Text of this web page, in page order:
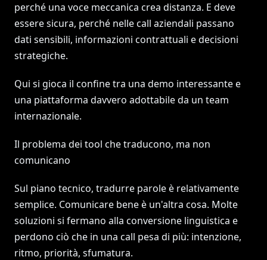
perché una voce meccanica crea distanza. E deve
essere sicura, perché nelle call aziendali passano
dati sensibili, informazioni contrattuali e decisioni
strategiche.
Qui si gioca il confine tra una demo interessante e
una piattaforma davvero adottabile da un team
internazionale.
Il problema dei tool che traducono, ma non
comunicano
Sul piano tecnico, tradurre parole è relativamente
semplice. Comunicare bene è un'altra cosa. Molte
soluzioni si fermano alla conversione linguistica e
perdono ciò che in una call pesa di più: intenzione,
ritmo, priorità, sfumatura.